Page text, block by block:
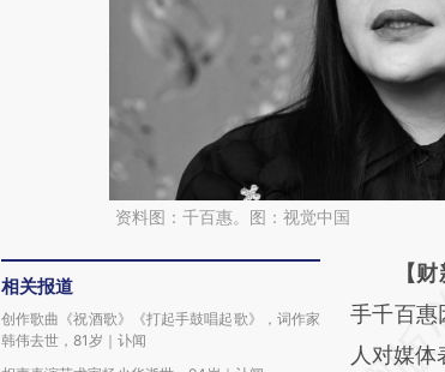
资料图：千百惠。图：视觉中国
相关报道
创作歌曲《祝酒歌》《打起手鼓唱起歌》，词作家
韩伟去世，81岁｜讣闻
请务必
AI
[https://
【
手千百惠
人对媒